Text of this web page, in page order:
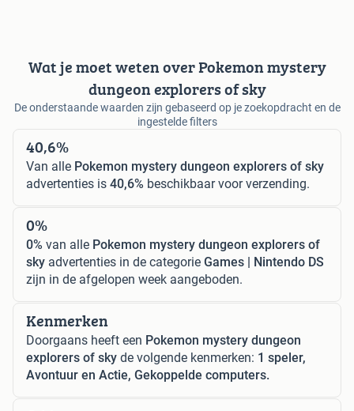
Wat je moet weten over Pokemon mystery
dungeon explorers of sky
De onderstaande waarden zijn gebaseerd op je zoekopdracht en de
ingestelde filters
40,6%
Van alle Pokemon mystery dungeon explorers of sky
advertenties is 40,6% beschikbaar voor verzending.
0%
0% van alle Pokemon mystery dungeon explorers of
sky advertenties in de categorie Games | Nintendo DS
zijn in de afgelopen week aangeboden.
Kenmerken
Doorgaans heeft een Pokemon mystery dungeon
explorers of sky de volgende kenmerken: 1 speler,
Avontuur en Actie, Gekoppelde computers.